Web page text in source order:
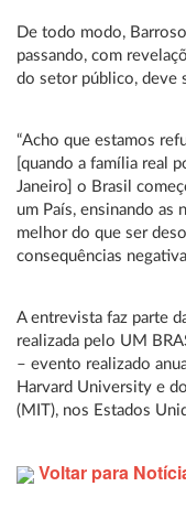
De todo modo,
passando, com
do setor público, deve
“Acho que estamos
[quando a família real
Janeiro] o Brasil
um País, ensinando as
melhor do que ser
consequências
A entrevista faz parte
realizada pelo UM
– evento realizado
Harvard University e
(MIT), nos Estados
Voltar para